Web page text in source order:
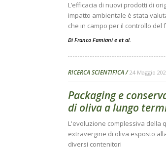
L’efficacia di nuovi prodotti di
impatto ambientale è stata
che in campo per il controllo del
Di Franco Famiani e et al.
RICERCA SCIENTIFICA 24 Maggio
Packaging e
di oliva a lungo
L'evoluzione complessiva della
extravergine di oliva esposto
diversi contenitori